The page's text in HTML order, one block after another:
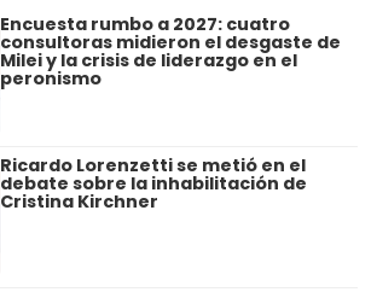
Encuesta rumbo a 2027: cuatro
consultoras midieron el desgaste de
Milei y la crisis de liderazgo en el
peronismo
Ricardo Lorenzetti se metió en el
debate sobre la inhabilitación de
Cristina Kirchner